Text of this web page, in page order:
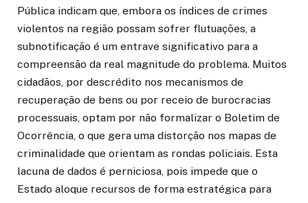
Pública indicam que, embora os índices de crimes
violentos na região possam sofrer flutuações, a
subnotificação é um entrave significativo para a
compreensão da real magnitude do problema. Muitos
cidadãos, por descrédito nos mecanismos de
recuperação de bens ou por receio de burocracias
processuais, optam por não formalizar o Boletim de
Ocorrência, o que gera uma distorção nos mapas de
criminalidade que orientam as rondas policiais. Esta
lacuna de dados é perniciosa, pois impede que o
Estado aloque recursos de forma estratégica para